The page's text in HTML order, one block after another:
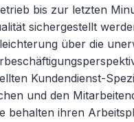
bis zur letzten
sichergestellt
über die
Kundendienst-
und den
behalten ihren